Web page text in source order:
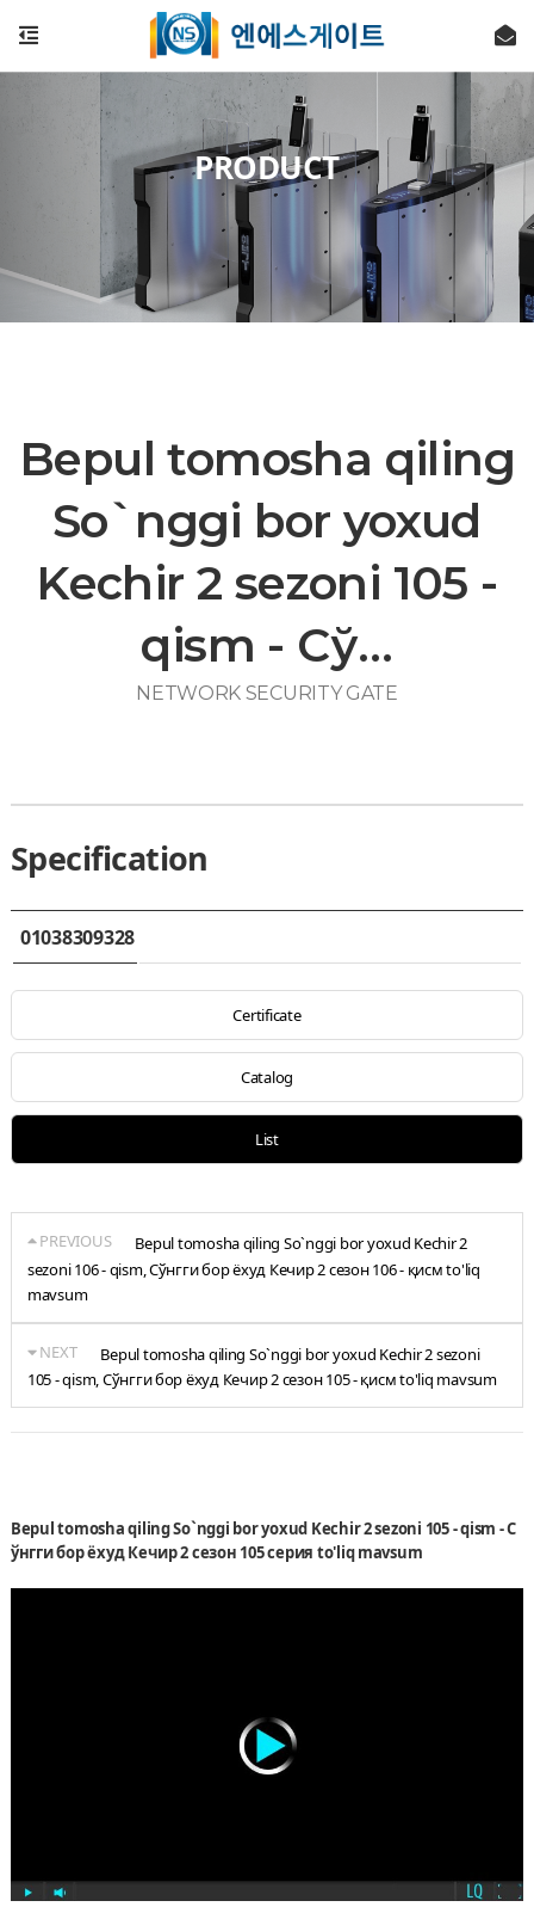
PRODUCT
Bepul tomosha qiling
So`nggi bor yoxud
Kechir 2 sezoni 105 -
qism - Сў…
NETWORK SECURITY GATE
Specification
01038309328
Certificate
Catalog
List
PREVIOUS
Bepul tomosha qiling So`nggi bor yoxud Kechir 2
sezoni 106 - qism, Сўнгги бор ёхуд Кечир 2 сезон 106 - қисм to'liq
mavsum
NEXT
Bepul tomosha qiling So`nggi bor yoxud Kechir 2 sezoni
105 - qism, Сўнгги бор ёхуд Кечир 2 сезон 105 - қисм to'liq mavsum
Bepul tomosha qiling So`nggi bor yoxud Kechir 2 sezoni 105 - qism - С
ўнгги бор ёхуд Кечир 2 сезон 105 серия to'liq mavsum